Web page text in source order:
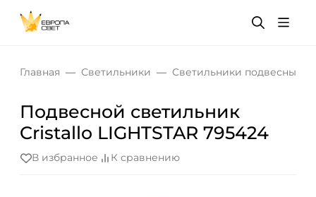
Главная Светильники Светильники подвесные
Подвесной светильник
Cristallo LIGHTSTAR 795424
В избранное К сравнению